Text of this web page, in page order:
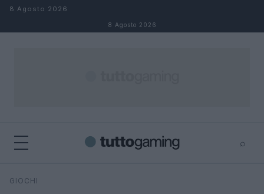
Salta al contenuto
8 Agosto 2026
8 Agosto 2026
⌕
Cerca
GIOCHI